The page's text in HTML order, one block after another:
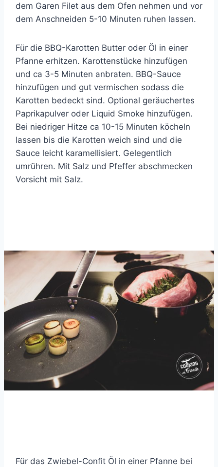
dem Garen Filet aus dem Ofen nehmen und vor
dem Anschneiden 5-10 Minuten ruhen lassen.
Für die BBQ-Karotten Butter oder Öl in einer
Pfanne erhitzen. Karottenstücke hinzufügen
und ca 3-5 Minuten anbraten. BBQ-Sauce
hinzufügen und gut vermischen sodass die
Karotten bedeckt sind. Optional geräuchertes
Paprikapulver oder Liquid Smoke hinzufügen.
Bei niedriger Hitze ca 10-15 Minuten köcheln
lassen bis die Karotten weich sind und die
Sauce leicht karamellisiert. Gelegentlich
umrühren. Mit Salz und Pfeffer abschmecken
Vorsicht mit Salz.
Für das Zwiebel-Confit Öl in einer Pfanne bei